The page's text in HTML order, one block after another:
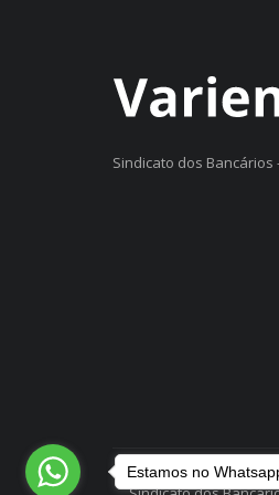
Sindicato dos Bancários
Estamos no